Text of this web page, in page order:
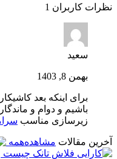
نظرات کاربران 1
سعید
بهمن 8, 1403
برای اینکه بعد
باشیم و دوام و
زیرسازی مناسب
آخرین مقالات مشاهده‌همه